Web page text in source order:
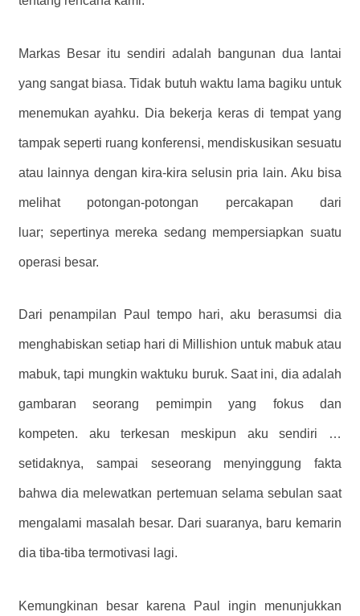
Markas Besar itu sendiri adalah bangunan dua lantai
yang sangat biasa. Tidak butuh waktu lama bagiku untuk
menemukan ayahku. Dia bekerja keras di tempat yang
tampak seperti ruang konferensi, mendiskusikan sesuatu
atau lainnya dengan kira-kira selusin pria lain. Aku bisa
melihat potongan-potongan percakapan dari
luar; sepertinya mereka sedang mempersiapkan suatu
operasi besar.
Dari penampilan Paul tempo hari, aku berasumsi dia
menghabiskan setiap hari di Millishion untuk mabuk atau
mabuk, tapi mungkin waktuku buruk. Saat ini, dia adalah
gambaran seorang pemimpin yang fokus dan
kompeten. aku terkesan meskipun aku sendiri …
setidaknya, sampai seseorang menyinggung fakta
bahwa dia melewatkan pertemuan selama sebulan saat
mengalami masalah besar. Dari suaranya, baru kemarin
dia tiba-tiba termotivasi lagi.
Kemungkinan besar karena Paul ingin menunjukkan